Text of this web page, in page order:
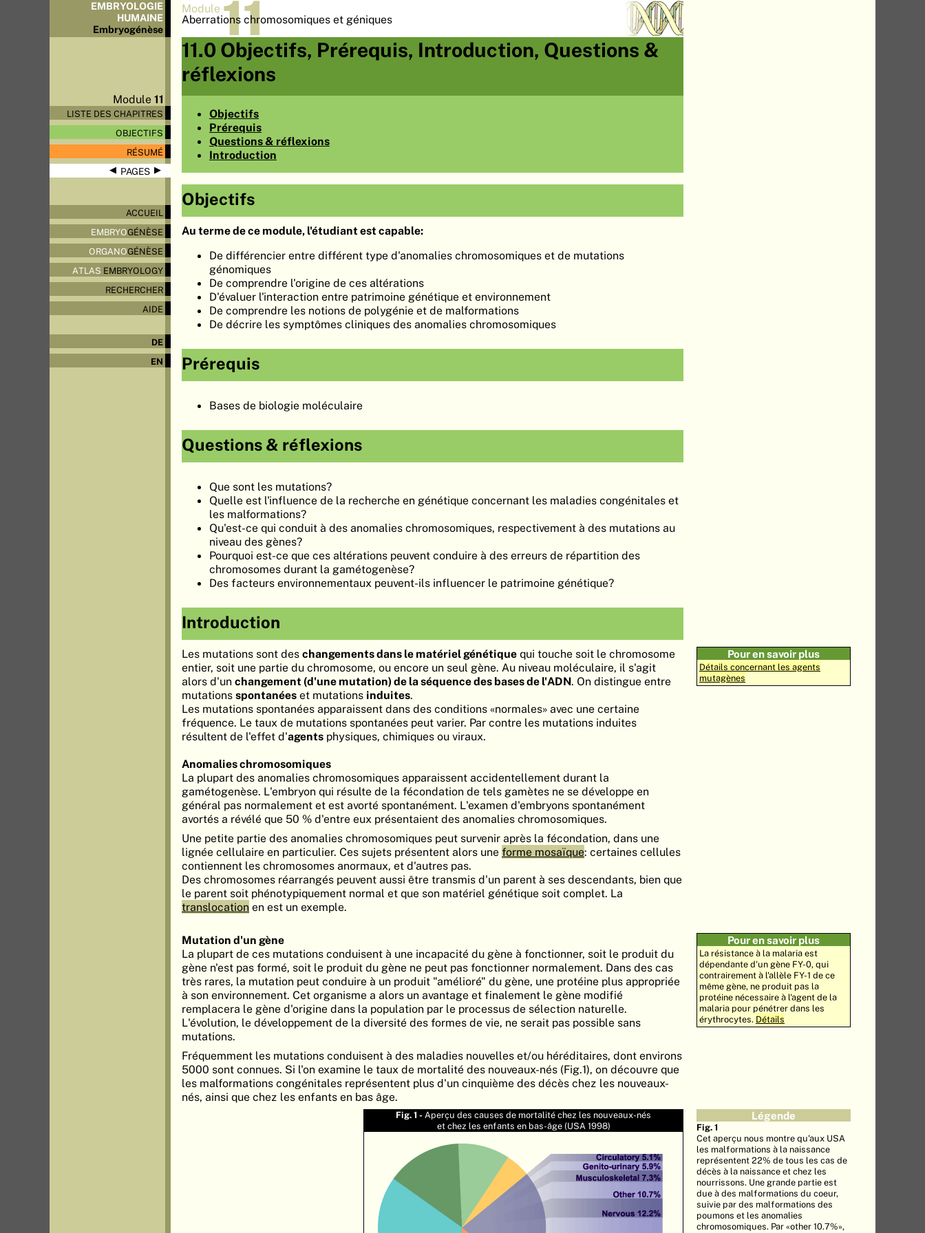
EMBRYOLOGIE
HUMAINE
Embryogénèse
Module11
LISTE DES CHAPITRES
OBJECTIFS
RÉSUMÉ
◀ PAGES▶
ACCUEIL
EMBRYOGÉNÈSE
ORGANOGÉNÈSE
ATLAS EMBRYOLOGY
RECHERCHER
AIDE
DE
EN
Module 11
Aberrations chromosomiques et géniques
11.0 Objectifs, Prérequis, Introduction, Questions &
réflexions
Objectifs
Prérequis
Questions & réflexions
Introduction
Objectifs
Au terme de ce module, l'étudiant est capable:
De différencier entre différent type d'anomalies chromosomiques et de mutations
génomiques
De comprendre l'origine de ces altérations
D'évaluer l'interaction entre patrimoine génétique et environnement
De comprendre les notions de polygénie et de malformations
De décrire les symptômes cliniques des anomalies chromosomiques
Prérequis
Bases de biologie moléculaire
Questions & réflexions
Que sont les mutations?
Quelle est l'influence de la recherche en génétique concernant les maladies congénitales et
les malformations?
Qu'est-ce qui conduit à des anomalies chromosomiques, respectivement à des mutations au
niveau des gènes?
Pourquoi est-ce que ces altérations peuvent conduire à des erreurs de répartition des
chromosomes durant la gamétogenèse?
Des facteurs environnementaux peuvent-ils influencer le patrimoine génétique?
Introduction
Pour en savoir plus
Détails concernant les agents
mutagènes
Les mutations sont des changements dans le matériel génétique qui touche soit le chromosome
entier, soit une partie du chromosome, ou encore un seul gène. Au niveau moléculaire, il s'agit
alors d'un changement (d'une mutation) de la séquence des bases de l'ADN. On distingue entre
mutations spontanées et mutations induites.
Les mutations spontanées apparaissent dans des conditions «normales» avec une certaine
fréquence. Le taux de mutations spontanées peut varier. Par contre les mutations induites
résultent de l'effet d'agents physiques, chimiques ou viraux.
Anomalies chromosomiques
La plupart des anomalies chromosomiques apparaissent accidentellement durant la
gamétogenèse. L'embryon qui résulte de la fécondation de tels gamètes ne se développe en
général pas normalement et est avorté spontanément. L'examen d'embryons spontanément
avortés a révélé que 50 % d'entre eux présentaient des anomalies chromosomiques.
Une petite partie des anomalies chromosomiques peut survenir après la fécondation, dans une
lignée cellulaire en particulier. Ces sujets présentent alors une forme mosaïque: certaines cellules
contiennent les chromosomes anormaux, et d'autres pas.
Des chromosomes réarrangés peuvent aussi être transmis d'un parent à ses descendants, bien que
le parent soit phénotypiquement normal et que son matériel génétique soit complet. La
translocation en est un exemple.
Mutation d'un gène
La plupart de ces mutations conduisent à une incapacité du gène à fonctionner, soit le produit du
gène n'est pas formé, soit le produit du gène ne peut pas fonctionner normalement. Dans des cas
très rares, la mutation peut conduire à un produit "amélioré" du gène, une protéine plus appropriée
à son environnement. Cet organisme a alors un avantage et finalement le gène modifié
remplacera le gène d'origine dans la population par le processus de sélection naturelle.
L'évolution, le développement de la diversité des formes de vie, ne serait pas possible sans
mutations.
Fréquemment les mutations conduisent à des maladies nouvelles et/ou héréditaires, dont environs
5000 sont connues. Si l'on examine le taux de mortalité des nouveaux-nés (Fig.1), on découvre que
les malformations congénitales représentent plus d'un cinquième des décès chez les nouveaux-
nés, ainsi que chez les enfants en bas âge.
Pour en savoir plus
La résistance à la malaria est
dépendante d'un gène FY-0, qui
contrairement à l'allèle FY-1 de ce
même gène, ne produit pas la
protéine nécessaire à l'agent de la
malaria pour pénétrer dans les
érythrocytes. Détails
Fig. 1 - Aperçu des causes de mortalité chez les nouveaux-nés
et chez les enfants en bas-âge (USA 1998)
Légende
Fig. 1
Cet aperçu nous montre qu'aux USA
les malformations à la naissance
représentent 22% de tous les cas de
décès à la naissance et chez les
nourrissons. Une grande partie est
due à des malformations du coeur,
suivie par des malformations des
poumons et les anomalies
chromosomiques. Par «other 10.7%»,